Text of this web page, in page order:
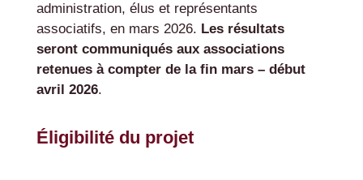
administration, élus et représentants
associatifs, en mars 2026. Les résultats
seront communiqués aux associations
retenues à compter de la fin mars – début
avril 2026.
Éligibilité du projet